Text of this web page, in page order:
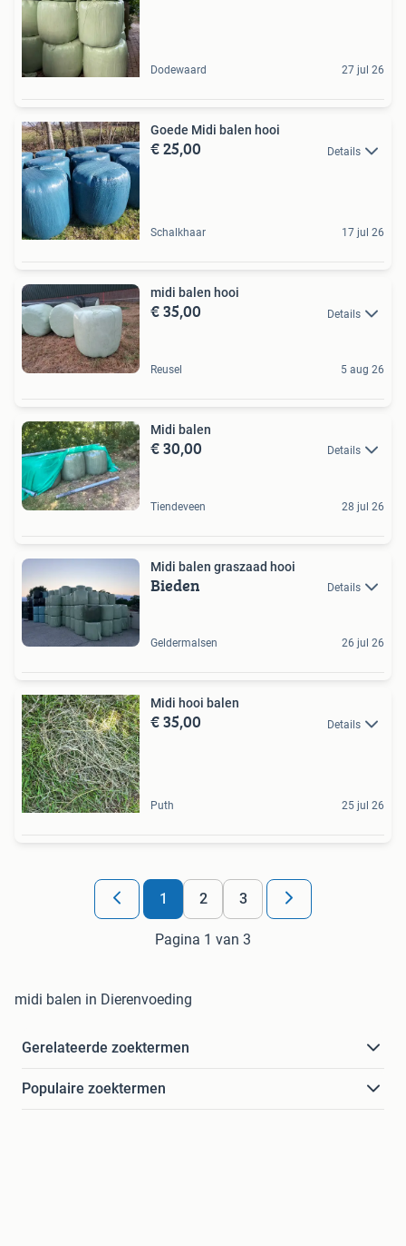
Dodewaard 27 jul 26
Goede Midi balen hooi
€ 25,00 Details
Schalkhaar 17 jul 26
midi balen hooi
€ 35,00 Details
Reusel 5 aug 26
Midi balen
€ 30,00 Details
Tiendeveen 28 jul 26
Midi balen graszaad hooi
Bieden Details
Geldermalsen 26 jul 26
Midi hooi balen
€ 35,00 Details
Puth 25 jul 26
1 2 3
Pagina 1 van 3
midi balen in Dierenvoeding
Gerelateerde zoektermen
Populaire zoektermen